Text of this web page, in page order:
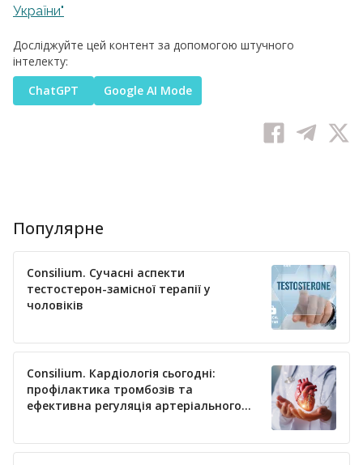
України"
Досліджуйте цей контент за допомогою штучного
інтелекту:
ChatGPT
Google AI Mode
Популярне
Consilium. Сучасні аспекти
тестостерон-замісної терапії у
чоловіків
Consilium. Кардіологія сьогодні:
профілактика тромбозів та
ефективна регуляція артеріального